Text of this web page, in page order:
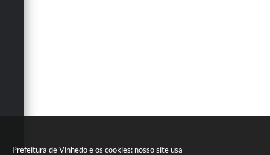
Prefeitura de Vinhedo e os cookies: nosso site usa